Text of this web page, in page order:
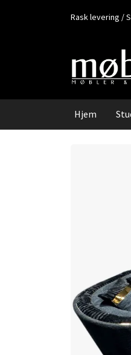
Rask levering /
Hjem